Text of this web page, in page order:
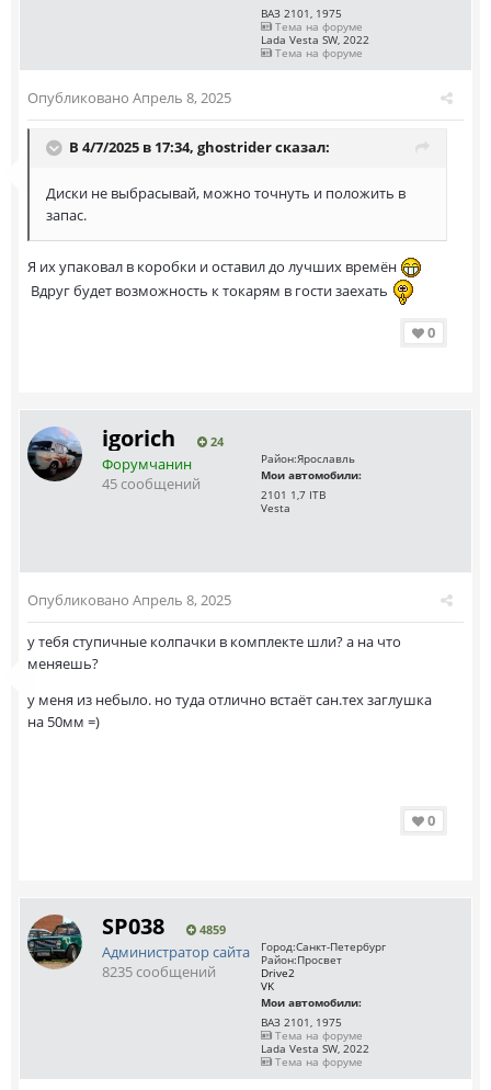
ВАЗ 2101, 1975
Тема на форуме
Lada Vesta SW, 2022
Тема на форуме
Опубликовано Апрель 8, 2025
В 4/7/2025 в 17:34, ghostriderсказал:
Диски не выбрасывай, можно точнуть и положить в
запас.
Я их упаковал в коробки и оставил до лучших времён
Вдруг будет возможность к токарям в гости заехать
0
igorich 24
Форумчанин
45 сообщений
Район:Ярославль
Мои автомобили:
2101 1,7 ITB
Vesta
Опубликовано Апрель 8, 2025
у тебя ступичные колпачки в комплекте шли? а на что
меняешь?
у меня из небыло. но туда отлично встаёт сан.тех заглушка
на 50мм =)
0
SP038 4859
Администратор сайта
8235 сообщений
Город:Санкт-Петербург
Район:Просвет
Drive2
VK
Мои автомобили:
ВАЗ 2101, 1975
Тема на форуме
Lada Vesta SW, 2022
Тема на форуме